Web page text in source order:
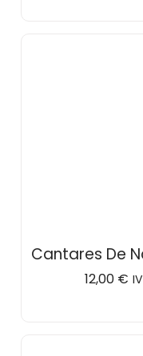
Cantares De
12,00 €